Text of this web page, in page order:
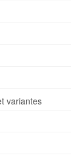
de
variantes